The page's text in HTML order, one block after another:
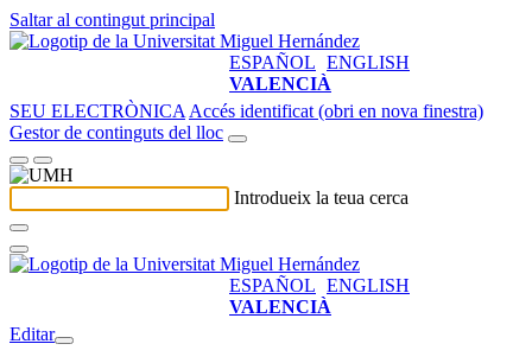
Saltar al contingut principal
ESPAÑOL ENGLISH
VALENCIÀ
SEU ELECTRÒNICA Accés identificat (obri en nova finestra)
Gestor de continguts del lloc
Introdueix la teua cerca
ESPAÑOL ENGLISH
VALENCIÀ
Editar